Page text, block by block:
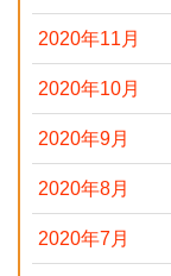
2020年11月
2020年10月
2020年9月
2020年8月
2020年7月